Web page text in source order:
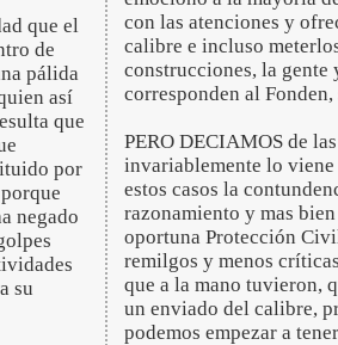
que el
de
pálida
así
que
por
negado
su
con las atenciones y
calibre e incluso
construcciones, la
corresponden al Fonden,
PERO DECIAMOS de
invariablemente lo viene
estos casos la
razonamiento y mas
oportuna Protección
remilgos y menos
que a la mano tuvieron,
un enviado del calibre,
podemos empezar a